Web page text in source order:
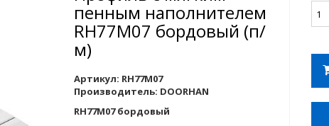
пенным наполнителем
RH77M07 бордовый (п/
м)
Артикул: RH77M07
Производитель: DOORHAN
RH77M07 бордовый